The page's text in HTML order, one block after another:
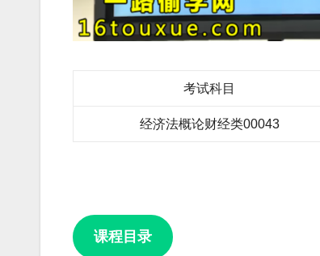
考试科目
经济法概论财经类00043
课程目录